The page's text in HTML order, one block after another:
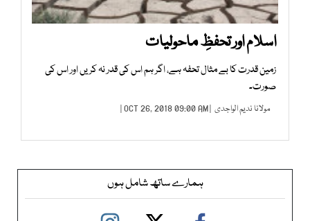
اسلام اور تحفظِ ماحولیات
زمین قدرت کا بے مثال تحفہ ہے، اگر ہم اس کی قدر نہ کریں اور اس کی
صورت۔
مولانا ندیم الواجدی | OCT 26, 2018 09:00 AM |
ہمارے ساتھ شامل ہوں